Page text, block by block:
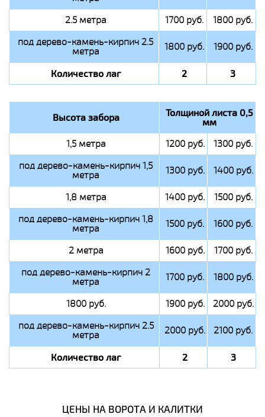
2.5 метра
1700 руб.
1800 руб.
под дерево-камень-кирпич 2.5
метра 1800 руб. 1900 руб.
Количество лаг 2 3
Высота забора Толщиной листа 0,5
мм
1,5 метра 1200 руб.
1300 руб.
под дерево-камень-кирпич 1,5
метра 1300 руб. 1400 руб.
1,8 метра 1400 руб.
1500 руб.
под дерево-камень-кирпич 1,8
метра 1500 руб. 1600 руб.
2 метра 1600 руб.
1700 руб.
под дерево-камень-кирпич 2
метра 1700 руб. 1800 руб.
1800 руб. 1900 руб.
2000 руб.
под дерево-камень-кирпич 2.5
метра 2000 руб. 2100 руб.
Количество лаг 2 3
ЦЕНЫ НА ВОРОТА И КАЛИТКИ